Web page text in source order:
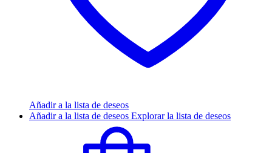
Añadir a la lista de deseos
Añadir a la lista de deseos Explorar la lista de deseos